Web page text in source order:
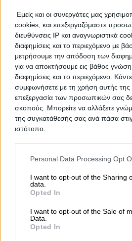
Εμείς και οι συνεργάτες μας
cookies, και επεξεργαζόμαστε
διευθύνσεις IP και αναγνωριστικά
διαφημίσεις και το περιεχόμενο με
μετρήσουμε την απόδοση των
για να αποκτήσουμε εις βάθος γνώση
διαφημίσεις και το περιεχόμενο.
συμφωνήσετε με τη χρήση αυτής της
επεξεργασία των προσωπικών σας
σκοπούς. Μπορείτε να αλλάξετε
της συγκατάθεσής σας ανά πάσα
ιστότοπο.
Please note that this website/app
and may gather and store
to Google and its third-party tags to
purposes in below Google consent
Personal Data Processing Opt
I want to opt-out of the Sharing
data.
Opted In
I want to opt-out of the Sale of
Data.
Opted In
ΜΑΡΓΑΡΙΤΗ
Χειρουργός Οδοντίατρος -
Παρισί ...
Οδοντίατροι
Μπουμπουλίνας 2Α, Αγία
2109583535
Κλείσε
ΛΩΛΗΣ ΑΝΔΡΕΑΣ